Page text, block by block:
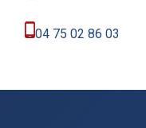
04 75 02 86 03